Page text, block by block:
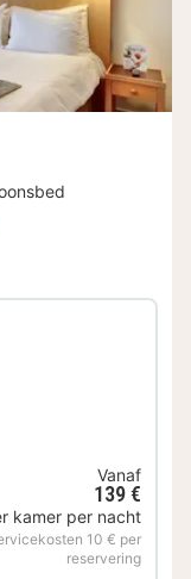
Vanaf
139 €
kamer per nacht
10 € per
reservering